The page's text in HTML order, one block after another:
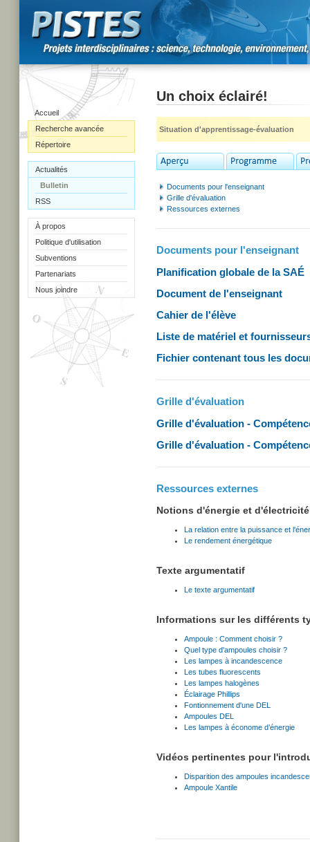
Accueil
Recherche avancée
Répertoire
Actualités
Bulletin
RSS
À propos
Politique d'utilisation
Subventions
Partenariats
Nous joindre
Un choix éclairé!
Situation d'apprentissage-évaluation
Documents pour l'enseignant
Grille d'évaluation
Ressources externes
Documents pour l'enseignant
Planification globale de la SAÉ
Document de l'enseignant
Cahier de l'élève
Liste de matériel et
Fichier contenant tous les
Grille d'évaluation
Grille d'évaluation -
Grille d'évaluation -
Ressources externes
Notions d'énergie et d'électricité
La relation entre la puissance et
Le rendement énergétique
Texte argumentatif
Le texte argumentatif
Informations sur les différents
Ampoule : Comment choisir ?
Quel type d'ampoules choisir ?
Les lampes à incandescence
Les tubes fluorescents
Les lampes halogènes
Éclairage Phillips
Fontionnement d'une DEL
Ampoules DEL
Les lampes à économe d’énergie
Vidéos pertinentes pour
Disparition des ampoules
Ampoule Xantile